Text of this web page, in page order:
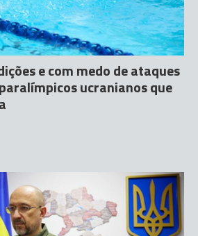
e com medo de ataques
ucranianos que